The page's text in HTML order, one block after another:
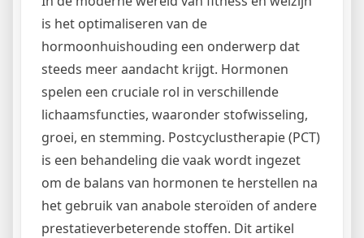
is het optimaliseren van de
hormoonhuishouding een onderwerp dat
steeds meer aandacht krijgt. Hormonen
spelen een cruciale rol in verschillende
lichaamsfuncties, waaronder stofwisseling,
groei, en stemming. Postcyclustherapie (PCT)
is een behandeling die vaak wordt ingezet
om de balans van hormonen te herstellen na
het gebruik van anabole steroïden of andere
prestatieverbeterende stoffen. Dit artikel